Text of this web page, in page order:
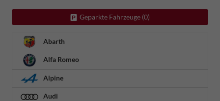
Geparkte Fahrzeuge (0)
Abarth
Alfa Romeo
Alpine
Audi